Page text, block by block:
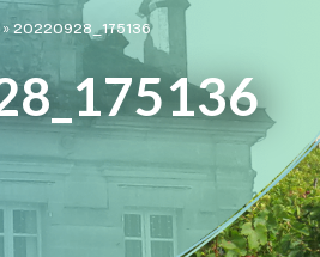
»20220928_175136